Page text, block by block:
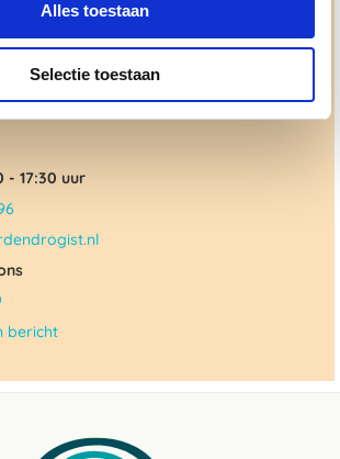
Alles toestaan
Selectie toestaan
Bij De Paardendrogist worden we
visie: het leveren van producten van
informatieverstrekking en
Wij helpen je graag, doen wat wij
- 17:30 uur
bericht